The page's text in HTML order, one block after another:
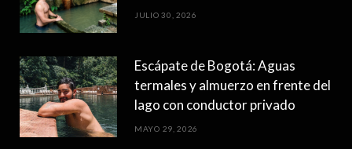
JULIO 30, 2026
Escápate de Bogotá: Aguas
termales y almuerzo en frente del
lago con conductor privado
MAYO 29, 2026